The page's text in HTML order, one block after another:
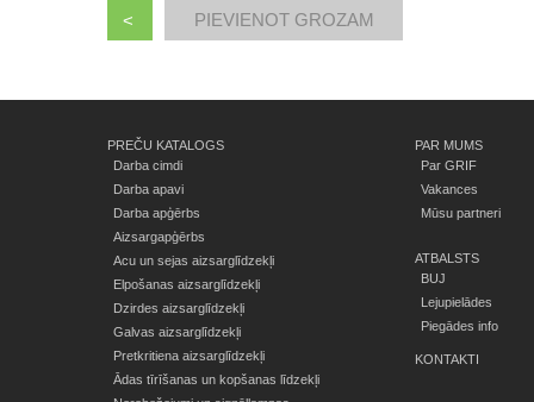
<
PREČU KATALOGS
Darba cimdi
Darba apavi
Darba apģērbs
Aizsargapģērbs
Acu un sejas aizsarglīdzekļi
Elpošanas aizsarglīdzekļi
Dzirdes aizsarglīdzekļi
Galvas aizsarglīdzekļi
Pretkritiena aizsarglīdzekļi
Ādas tīrīšanas un kopšanas līdzekļi
PAR MUMS
Par GRIF
Vakances
Mūsu partneri
ATBALSTS
BUJ
Lejupielādes
Piegādes info
KONTAKTI